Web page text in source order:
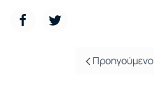
Προηγούμενο